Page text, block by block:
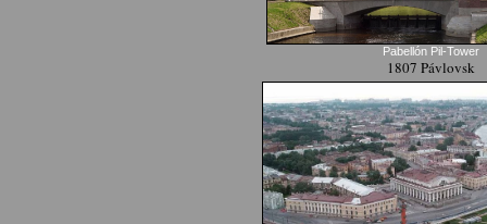
Pabellón Pil-Tower
1807 Pávlovsk